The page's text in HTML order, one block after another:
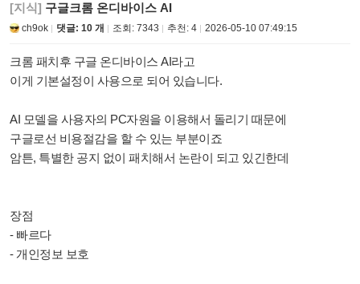
[지식] 구글크롬 온디바이스 AI
ch9ok 댓글: 10 개 조회: 7343 추천: 4 2026-05-10 07:49:15
크롬 패치후 구글 온디바이스 AI라고
이게 기본설정이 사용으로 되어 있습니다.
AI 모델을 사용자의 PC자원을 이용해서 돌리기 때문에
구글로선 비용절감을 할 수 있는 부분이죠
암튼, 특별한 공지 없이 패치해서 논란이 되고 있긴한데
장점
- 빠르다
- 개인정보 보호